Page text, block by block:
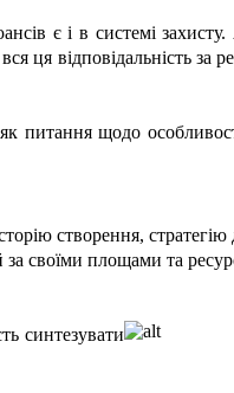
є і в системі
ця відповідальність за
питання щодо
створення, стратегію
своїми площами та
синтезувати